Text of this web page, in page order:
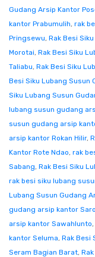
Gudang Arsip Kantor
kantor Prabumulih, rak
Pringsewu, Rak Besi
Morotai, Rak Besi Siku
Taliabu, Rak Besi Siku
Besi Siku Lubang Susun
Siku Lubang Susun
lubang susun gudang
susun gudang arsip
arsip kantor Rokan Hilir,
Kantor Rote Ndao, rak
Sabang, Rak Besi Siku
rak besi siku lubang
Lubang Susun Gudang
gudang arsip kantor
arsip kantor Sawahlunto,
kantor Seluma, Rak Besi
Seram Bagian Barat,